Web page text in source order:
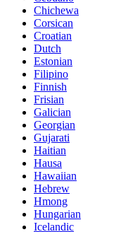
Chichewa
Corsican
Croatian
Dutch
Estonian
Filipino
Finnish
Frisian
Galician
Georgian
Gujarati
Haitian
Hausa
Hawaiian
Hebrew
Hmong
Hungarian
Icelandic